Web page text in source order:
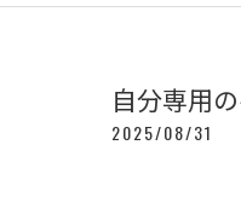
自分専用
2025/08/31